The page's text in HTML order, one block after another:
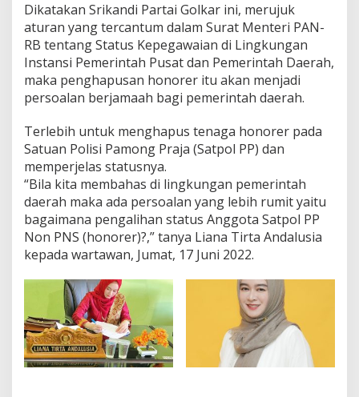
l
a
n
g
a
n
P
k
e
j
a
a
n
Dikatakan Srikandi Partai Golkar ini, merujuk
aturan yang tercantum dalam Surat Menteri PAN-
RB tentang Status Kepegawaian di Lingkungan
Instansi Pemerintah Pusat dan Pemerintah Daerah,
maka penghapusan honorer itu akan menjadi
persoalan berjamaah bagi pemerintah daerah.
Terlebih untuk menghapus tenaga honorer pada
Satuan Polisi Pamong Praja (Satpol PP) dan
memperjelas statusnya.
“Bila kita membahas di lingkungan pemerintah
daerah maka ada persoalan yang lebih rumit yaitu
bagaimana pengalihan status Anggota Satpol PP
Non PNS (honorer)?,” tanya Liana Tirta Andalusia
kepada wartawan, Jumat, 17 Juni 2022.